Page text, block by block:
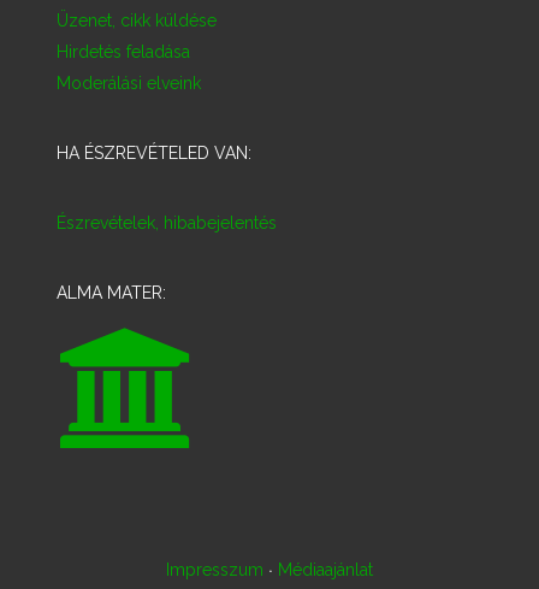
Üzenet, cikk küldése
Hirdetés feladása
Moderálási elveink
HA ÉSZREVÉTELED VAN:
Észrevételek, hibabejelentés
ALMA MATER:
Impresszum · Médiaajánlat